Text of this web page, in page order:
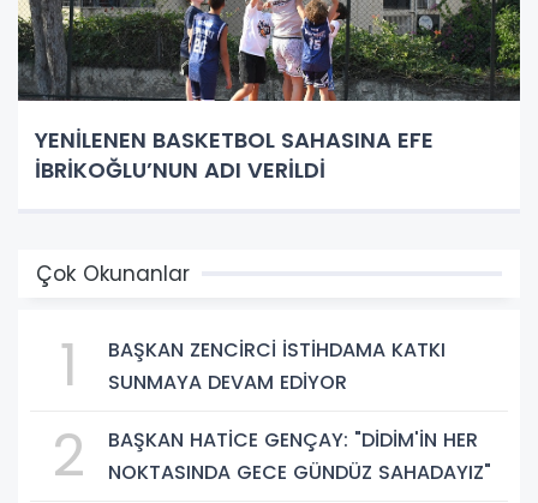
YENİLENEN BASKETBOL SAHASINA EFE
İBRİKOĞLU’NUN ADI VERİLDİ
Çok Okunanlar
1
BAŞKAN ZENCİRCİ İSTİHDAMA KATKI
SUNMAYA DEVAM EDİYOR
2
BAŞKAN HATİCE GENÇAY: "DİDİM'İN HER
NOKTASINDA GECE GÜNDÜZ SAHADAYIZ"